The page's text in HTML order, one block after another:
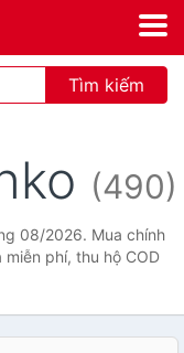
Tìm kiếm
(490)
08/2026. Mua chính
phí, thu hộ COD